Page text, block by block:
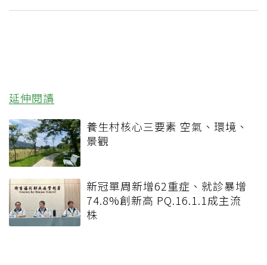
延伸閱讀
養生村核心三要素 空氣、環境、
景觀
新冠單周新增62重症、就診暴增
74.8%創新高 PQ.16.1.1成主流
株